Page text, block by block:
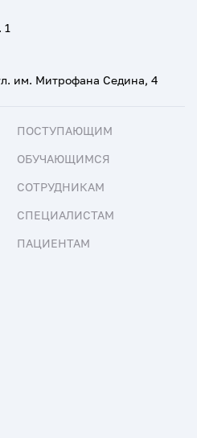
им. Митрофана Седина, 4
1
ПОСТУПАЮЩИМ
ОБУЧАЮЩИМСЯ
СОТРУДНИКАМ
СПЕЦИАЛИСТАМ
ПАЦИЕНТАМ